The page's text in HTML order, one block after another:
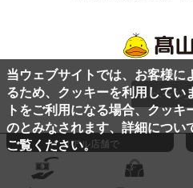
ページ
リアル店舗で
当ウェブサイトでは、お客様
るため、クッキーを利用してい
トをご利用になる場合、クッ
のとみなされます、詳細につい
ご覧ください。